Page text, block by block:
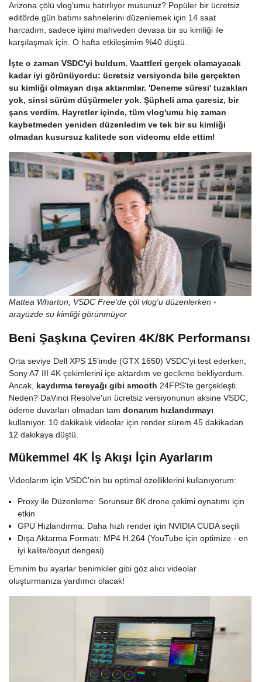
Arizona çölü vlog'umu hatırlıyor musunuz? Popüler bir ücretsiz
editörde gün batımı sahnelerini düzenlemek için 14 saat
harcadım, sadece işimi mahveden devasa bir su kimliği ile
karşılaşmak için. O hafta etkileşimim %40 düştü.
İşte o zaman VSDC'yi buldum. Vaattleri gerçek olamayacak
kadar iyi görünüyordu: ücretsiz versiyonda bile gerçekten
su kimliği olmayan dışa aktarımlar. 'Deneme süresi' tuzakları
yok, sinsi sürüm düşürmeler yok. Şüpheli ama çaresiz, bir
şans verdim. Hayretler içinde, tüm vlog'umu hiç zaman
kaybetmeden yeniden düzenledim ve tek bir su kimliği
olmadan kusursuz kalitede son videomu elde ettim!
Mattea Wharton, VSDC Free'de çöl vlog'u düzenlerken -
arayüzde su kimliği görünmüyor
Beni Şaşkına Çeviren 4K/8K Performansı
Orta seviye Dell XPS 15'imde (GTX 1650) VSDC'yi test ederken,
Sony A7 III 4K çekimlerini içe aktardım ve gecikme bekliyordum.
Ancak, kaydırma tereyağı gibi smooth 24FPS'te gerçekleşti.
Neden? DaVinci Resolve'un ücretsiz versiyonunun aksine VSDC,
ödeme duvarları olmadan tam donanım hızlandırmayı
kullanıyor. 10 dakikalık videolar için render sürem 45 dakikadan
12 dakikaya düştü.
Mükemmel 4K İş Akışı İçin Ayarlarım
Videolarım için VSDC'nin bu optimal özelliklerini kullanıyorum:
Proxy ile Düzenleme: Sorunsuz 8K drone çekimi oynatımı için
etkin
GPU Hızlandırma: Daha hızlı render için NVIDIA CUDA seçili
Dışa Aktarma Formatı: MP4 H.264 (YouTube için optimize - en
iyi kalite/boyut dengesi)
Eminim bu ayarlar benimkiler gibi göz alıcı videolar
oluşturmanıza yardımcı olacak!